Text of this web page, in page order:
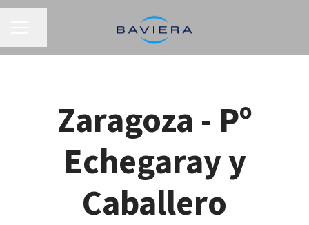
Zaragoza - Pº
Echegaray y
Caballero